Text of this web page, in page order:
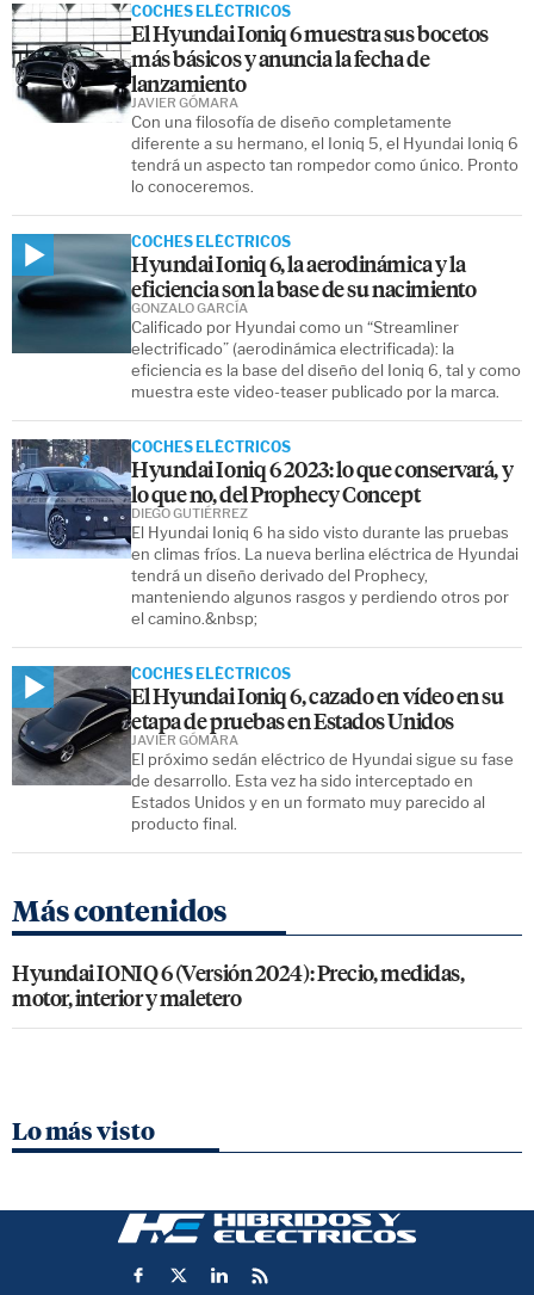
COCHES ELÉCTRICOS
El Hyundai Ioniq 6 muestra sus bocetos
más básicos y anuncia la fecha de
lanzamiento
Con una filosofía de diseño completamente
diferente a su hermano, el Ioniq 5, el Hyundai Ioniq 6
tendrá un aspecto tan rompedor como único. Pronto
lo conoceremos.
JAVIER GÓMARA
COCHES ELÉCTRICOS
Hyundai Ioniq 6, la aerodinámica y la
eficiencia son la base de su nacimiento
Calificado por Hyundai como un “Streamliner
electrificado” (aerodinámica electrificada): la
eficiencia es la base del diseño del Ioniq 6, tal y como
muestra este video-teaser publicado por la marca.
GONZALO GARCÍA
COCHES ELÉCTRICOS
Hyundai Ioniq 6 2023: lo que conservará, y
lo que no, del Prophecy Concept
El Hyundai Ioniq 6 ha sido visto durante las pruebas
en climas fríos. La nueva berlina eléctrica de Hyundai
tendrá un diseño derivado del Prophecy,
manteniendo algunos rasgos y perdiendo otros por
el camino.&nbsp;
DIEGO GUTIÉRREZ
COCHES ELÉCTRICOS
El Hyundai Ioniq 6, cazado en vídeo en su
etapa de pruebas en Estados Unidos
El próximo sedán eléctrico de Hyundai sigue su fase
de desarrollo. Esta vez ha sido interceptado en
Estados Unidos y en un formato muy parecido al
producto final.
JAVIER GÓMARA
Más contenidos
Hyundai IONIQ 6 (Versión 2024): Precio, medidas,
motor, interior y maletero
Lo más visto